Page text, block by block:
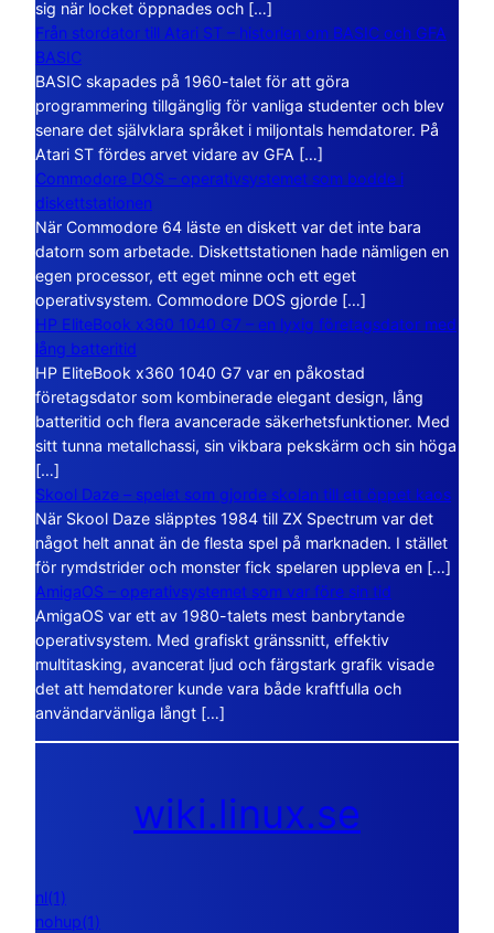
sig när locket öppnades och […]
Från stordator till Atari ST – historien om BASIC och GFA
BASIC
BASIC skapades på 1960-talet för att göra
programmering tillgänglig för vanliga studenter och blev
senare det självklara språket i miljontals hemdatorer. På
Atari ST fördes arvet vidare av GFA […]
Commodore DOS – operativsystemet som bodde i
diskettstationen
När Commodore 64 läste en diskett var det inte bara
datorn som arbetade. Diskettstationen hade nämligen en
egen processor, ett eget minne och ett eget
operativsystem. Commodore DOS gjorde […]
HP EliteBook x360 1040 G7 – en lyxig företagsdator med
lång batteritid
HP EliteBook x360 1040 G7 var en påkostad
företagsdator som kombinerade elegant design, lång
batteritid och flera avancerade säkerhetsfunktioner. Med
sitt tunna metallchassi, sin vikbara pekskärm och sin höga
[…]
Skool Daze – spelet som gjorde skolan till ett öppet kaos
När Skool Daze släpptes 1984 till ZX Spectrum var det
något helt annat än de flesta spel på marknaden. I stället
för rymdstrider och monster fick spelaren uppleva en […]
AmigaOS – operativsystemet som var före sin tid
AmigaOS var ett av 1980-talets mest banbrytande
operativsystem. Med grafiskt gränssnitt, effektiv
multitasking, avancerat ljud och färgstark grafik visade
det att hemdatorer kunde vara både kraftfulla och
användarvänliga långt […]
wiki.linux.se
nl(1)
nohup(1)